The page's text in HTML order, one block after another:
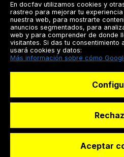
Docfav
© Dashboard
En docfav utilizamos cookies y
rastreo para mejorar tu
nuestra web, para mostrarte
anuncios segmentados, para
web y para comprender de donde
visitantes. Si das tu consentimiento
usará cookies y datos:
Más información sobre cómo
Aceptar